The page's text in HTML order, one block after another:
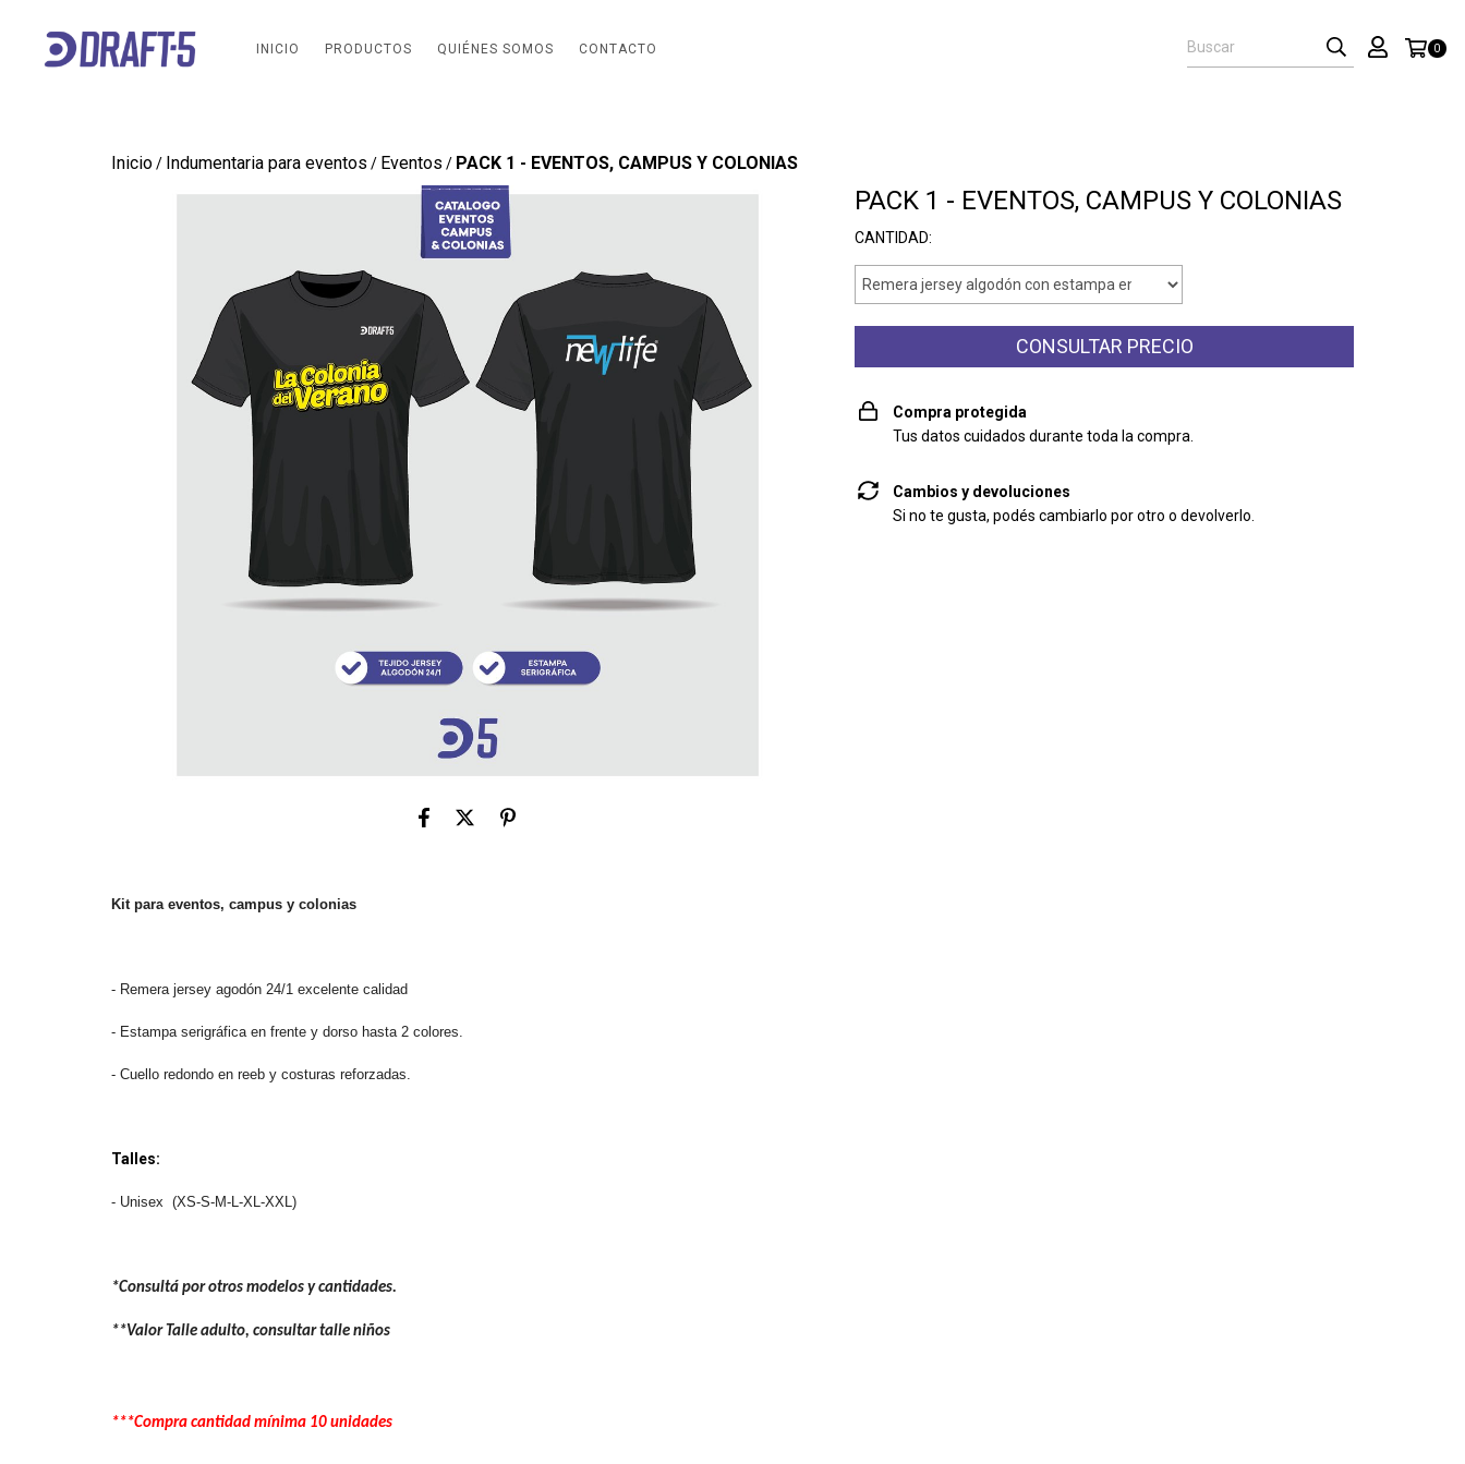
INICIO PRODUCTOS QUIÉNES SOMOS CONTACTO 0
Inicio/ Indumentaria para eventos / Eventos / PACK 1 - EVENTOS, CAMPUS Y COLONIAS
Kit para eventos, campus y colonias
- Remera jersey agodón 24/1 excelente calidad
- Estampa serigráfica en frente y dorso hasta 2 colores.
- Cuello redondo en reeb y costuras reforzadas.
Talles:
- Unisex (XS-S-M-L-XL-XXL)
*Consultá por otros modelos y cantidades.
**Valor Talle adulto, consultar talle niños
***Compra cantidad mínima 10 unidades
PACK 1 - EVENTOS, CAMPUS Y COLONIAS
CANTIDAD:
Compra protegida
Tus datos cuidados durante toda la compra.
Cambios y devoluciones
Si no te gusta, podés cambiarlo por otro o devolverlo.